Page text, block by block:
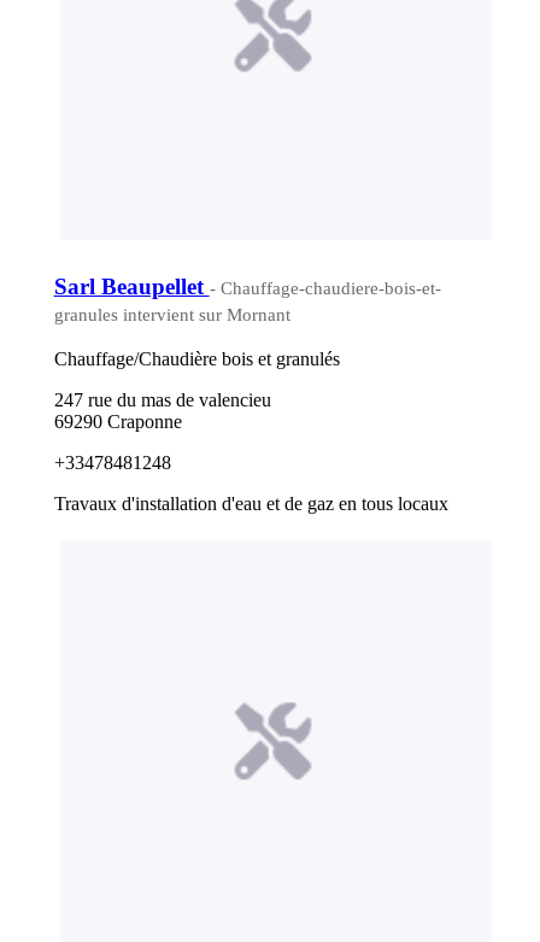
Sarl Beaupellet - Chauffage-chaudiere-bois-et-
granules intervient sur Mornant
Chauffage/Chaudière bois et granulés
247 rue du mas de valencieu
69290 Craponne
+33478481248
Travaux d'installation d'eau et de gaz en tous locaux